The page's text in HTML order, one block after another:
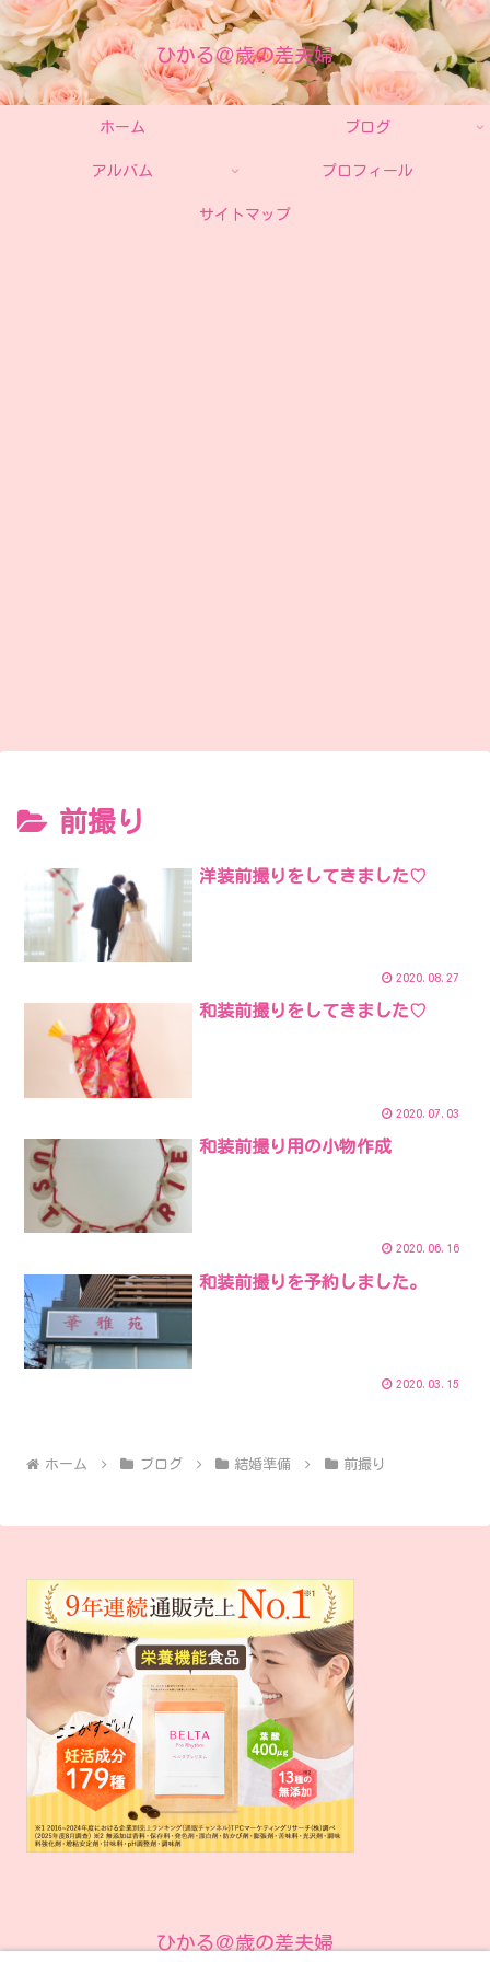
ひかる＠歳の差夫婦
ホーム ブログ
アルバム プロフィール
サイトマップ
前撮り
洋装前撮りをしてきました♡
2020.08.27
和装前撮りをしてきました♡
2020.07.03
和装前撮り用の小物作成
2020.06.16
和装前撮りを予約しました。
2020.03.15
ホーム ブログ 結婚準備 前撮り
ひかる＠歳の差夫婦